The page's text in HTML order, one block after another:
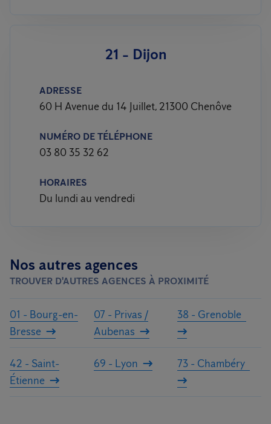
21 - Dijon
ADRESSE
60 H Avenue du 14 Juillet, 21300 Chenôve
NUMÉRO DE TÉLÉPHONE
03 80 35 32 62
HORAIRES
Du lundi au vendredi
Nos autres agences
TROUVER D'AUTRES AGENCES À PROXIMITÉ
01 - Bourg-en-
Bresse
07 - Privas /
Aubenas
38 - Grenoble
42 - Saint-
Étienne
69 - Lyon 73 - Chambéry